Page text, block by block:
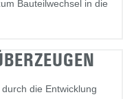
Bauteilwechsel in die
die Entwicklung